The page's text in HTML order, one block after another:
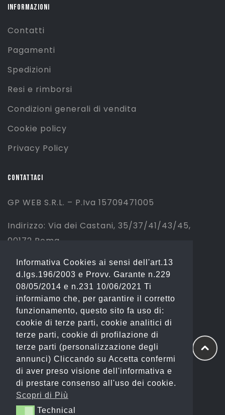
INFORMAZIONI
Contatti
Pagamenti
Spedizioni
Resi e rimborsi
Condizioni generali di vendita
Cookie policy
Privacy Policy
CONTATTACI
GP WEB S.R.L. – P.Iva 15709471005
Indirizzo: Via dei Castani, 35/37/41/43/45,
00172 Roma
Tel: 06 2310844 (Sport) – 06 23234353
(Fashion)
Email: info@gianostore.com
ORARI
Dal Lunedì al Venerdì 09:00-20:00.
Sabato 09:00-13:00 e 16:00-20:00.
Domenica Chiuso
Informativa Cookies ai sensi dell'art.13
d.lgs.196/2003 e Provv. Garante n.229
08/05/2014 e n.231 10/06/2021 Ti
informiamo che, per garantire il corretto
funzionamento, questo sito fa uso di:
cookie di terze parti, cookie analitici di
terze parti, cookie di profilazione di
terze parti (personalizzazione degli
annunci) Cliccando su Accetta confermi
di aver preso visione dell'informativa e
di prestare consenso all'uso dei cookie.
Scopri di Più
TechnicalTechnical